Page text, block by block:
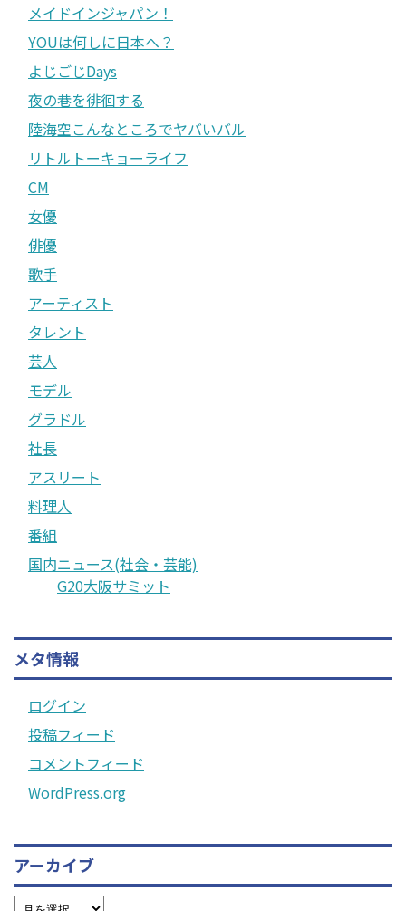
メイドインジャパン！
YOUは何しに日本へ？
よじごじDays
夜の巷を徘徊する
陸海空こんなところでヤバいバル
リトルトーキョーライフ
CM
女優
俳優
歌手
アーティスト
タレント
芸人
モデル
グラドル
社長
アスリート
料理人
番組
国内ニュース(社会・芸能)
G20大阪サミット
メタ情報
ログイン
投稿フィード
コメントフィード
WordPress.org
アーカイブ